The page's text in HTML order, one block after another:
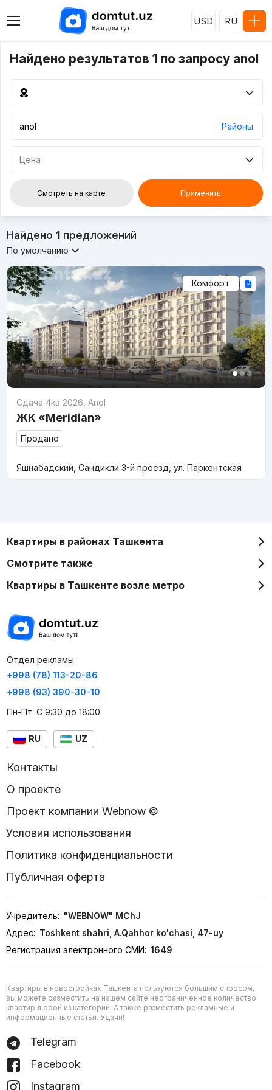
USD RU
Найдено результатов 1 по запросу anol
Районы
Цена
Смотреть на карте Применить
Найдено 1предложений
По умолчанию
Комфорт
Сдача 4кв 2026 Anol
ЖК «Meridian»
Продано
Яшнабадский, Сандикли 3-й проезд, ул. Паркентская
Квартиры в районах Ташкента
Смотрите также
Квартиры в Ташкенте возле метро
Отдел рекламы
+998 (78) 113-20-86
+998 (93) 390-30-10
Пн-Пт. С 9:30 до 18:00
RU UZ
Контакты
О проекте
Проект компании Webnow ©
Условия использования
Политика конфиденциальности
Публичная оферта
Учредитель: "WEBNOW" MChJ
Адрес: Toshkent shahri, A.Qahhor ko'chasi, 47-uy
Регистрация электронного СМИ: 1649
Квартиры в новостройках Ташкента пользуются большим спросом,
вы можете разместить на нашем сайте неограниченное количество
квартир любой из категорий. А также разместить рекламные и
информационные статьи. Удачи!
Telegram
Facebook
Instagram